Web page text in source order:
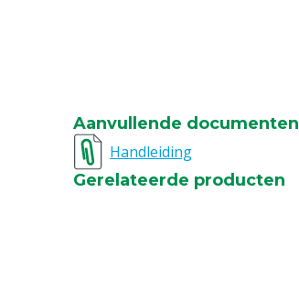
Aanvullende documenten
Handleiding
Gerelateerde producten